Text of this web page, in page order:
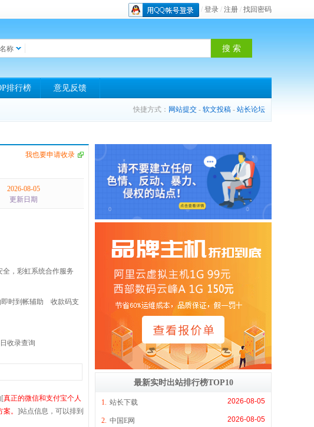
/ 登录 / 注册 / 找回密码
称
排行榜 意见反馈
快捷方式： 网站提交 - 软文投稿 - 站长论坛
我也要申请收录
2026-08-05
更新日期
全，彩虹系统合作服务
时到帐辅助
收款码支
收录查询
[真正的微信和支付宝个人
。 ]站点信息，可以排到
最新实时出站排行榜TOP10
1. 站长下载 2026-08-05
2. 中国E网 2026-08-05